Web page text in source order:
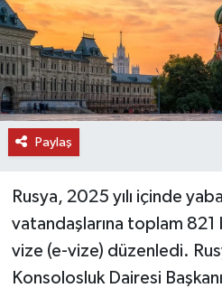
Paylaş
Rusya, 2025 yılı içinde
vatandaşlarına toplam
vize (e-vize) düzenledi.
Konsolosluk Dairesi
EĞİTİM
TURİZM
RÖPORTAJ
YAZARLAR
RESMİ İLAN